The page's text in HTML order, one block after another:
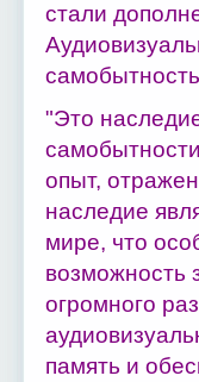
стали
"Это
опыт,
наследие
мире, что
возможность
огромного
память и